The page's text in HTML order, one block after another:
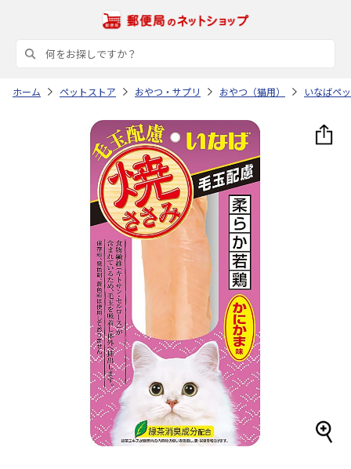
ホーム ペットストア おやつ・サプリ おやつ（猫用） いなばペ